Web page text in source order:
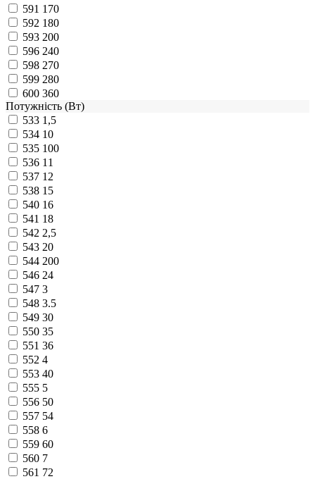
591 170
592 180
593 200
596 240
598 270
599 280
600 360
Потужність (Вт)
533 1,5
534 10
535 100
536 11
537 12
538 15
540 16
541 18
542 2,5
543 20
544 200
546 24
547 3
548 3.5
549 30
550 35
551 36
552 4
553 40
555 5
556 50
557 54
558 6
559 60
560 7
561 72